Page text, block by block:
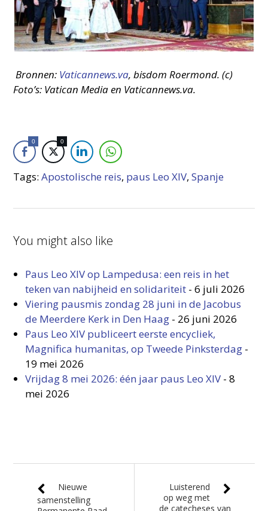
Bronnen: Vaticannews.va, bisdom Roermond.(c)
Foto’s: Vatican Media en Vaticannews.va.
0 0
Tags:Apostolische reis, paus Leo XIV,Spanje
You might also like
Paus Leo XIV op Lampedusa: een reis in het
teken van nabijheid en solidariteit -6 juli 2026
Viering pausmis zondag 28 juni in de Jacobus
de Meerdere Kerk in Den Haag - 26 juni 2026
Paus Leo XIV publiceert eerste encycliek,
Magnifica humanitas, op Tweede Pinksterdag -
19 mei 2026
Vrijdag 8 mei 2026: één jaar paus Leo XIV -8
mei 2026
Nieuwe
samenstelling
Luisterend
op weg met
de catecheses van